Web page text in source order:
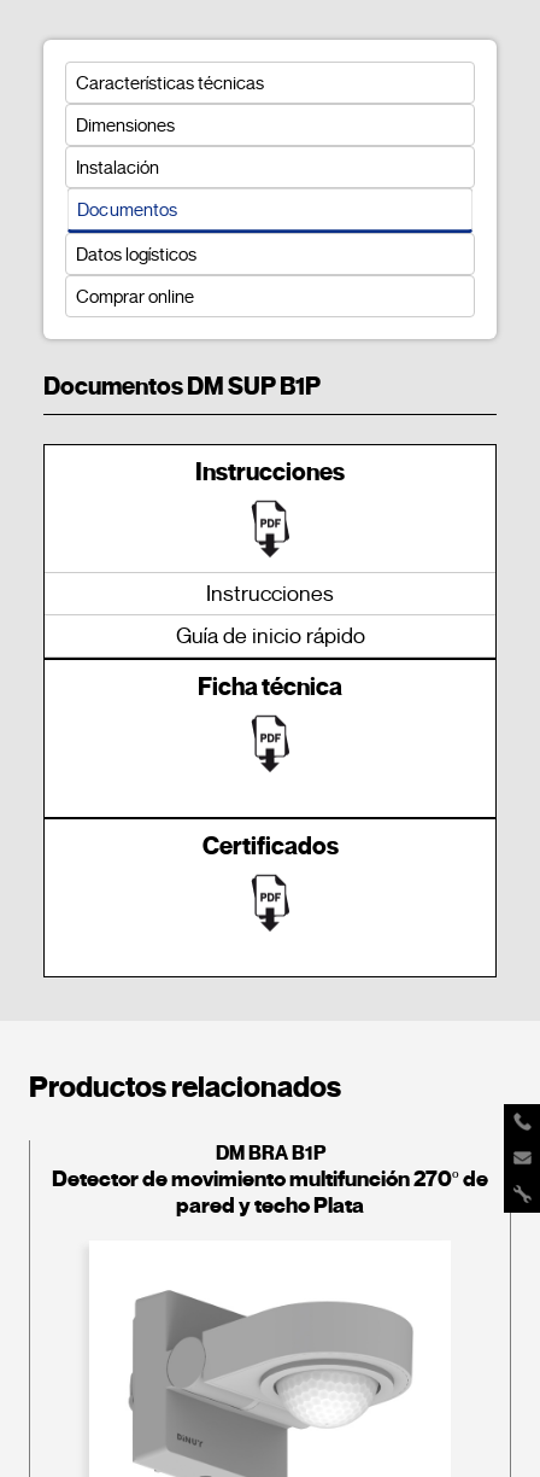
Características técnicas
Dimensiones
Instalación
Documentos
Datos logísticos
Comprar online
Documentos DM SUP B1P
Instrucciones
Instrucciones
Guía de inicio rápido
Ficha técnica
Certificados
Productos relacionados
DM BRA B1P
Detector de movimiento multifunción 270º de
pared y techo Plata